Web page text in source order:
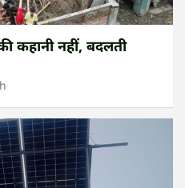
कहानी नहीं, बदलती